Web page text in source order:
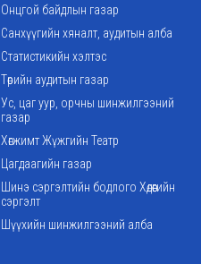
Онцгой байдлын газар
Санхүүгийн хяналт, аудитын алба
Статистикийн хэлтэс
Төрийн аудитын газар
Ус, цаг уур, орчны шинжилгээний
газар
Хөгжимт Жүжгийн Театр
Цагдаагийн газар
Шинэ сэргэлтийн бодлого Хөдөөгийн
сэргэлт
Шүүхийн шинжилгээний алба